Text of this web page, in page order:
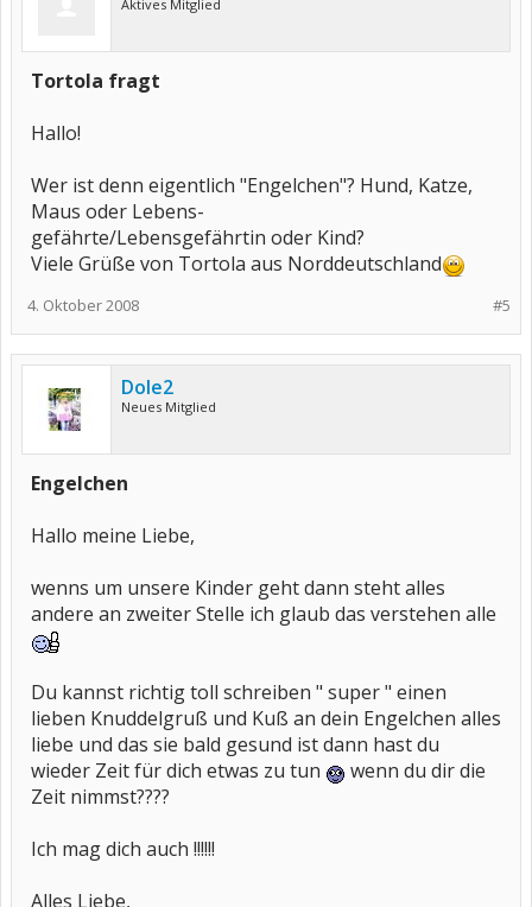
Aktives Mitglied
Tortola fragt
Hallo!
Wer ist denn eigentlich "Engelchen"? Hund, Katze,
Maus oder Lebens-
gefährte/Lebensgefährtin oder Kind?
Viele Grüße von Tortola aus Norddeutschland
#5
4. Oktober 2008
Dole2
Neues Mitglied
Engelchen
Hallo meine Liebe,
wenns um unsere Kinder geht dann steht alles
andere an zweiter Stelle ich glaub das verstehen alle
Du kannst richtig toll schreiben " super " einen
lieben Knuddelgruß und Kuß an dein Engelchen alles
liebe und das sie bald gesund ist dann hast du
wieder Zeit für dich etwas zu tun
wenn du dir die
Zeit nimmst????
Ich mag dich auch !!!!!!
Alles Liebe,